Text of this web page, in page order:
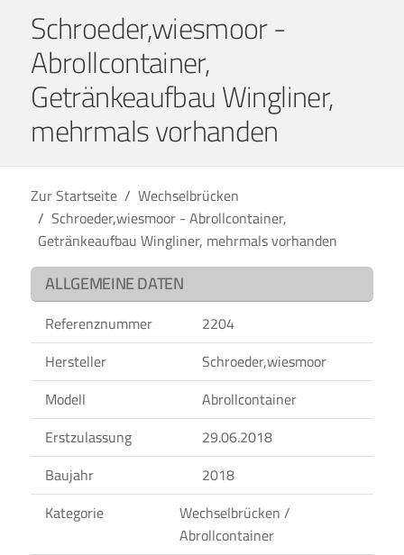
Schroeder,wiesmoor -
Abrollcontainer,
Getränkeaufbau Wingliner,
mehrmals vorhanden
Zur Startseite
Wechselbrücken
Schroeder,wiesmoor - Abrollcontainer,
Getränkeaufbau Wingliner, mehrmals vorhanden
ALLGEMEINE DATEN
Referenznummer
2204
Hersteller
Schroeder,wiesmoor
Modell
Abrollcontainer
Erstzulassung
29.06.2018
Baujahr
2018
Kategorie
Wechselbrücken /
Abrollcontainer